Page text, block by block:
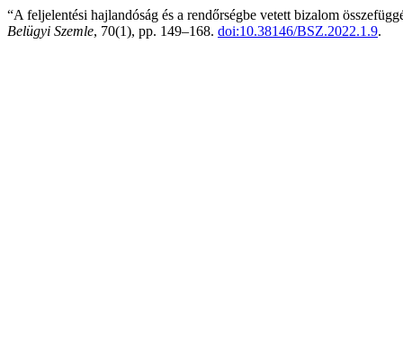
“A feljelentési hajlandóság és a rendőrségbe vetett bizalom
Belügyi Szemle, 70(1), pp. 149–168. doi:10.38146/BSZ.2022.1.9.